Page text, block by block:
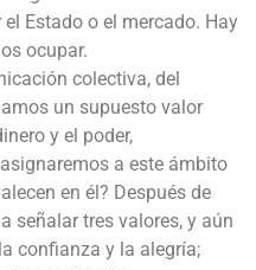
Estado o el mercado. Hay
ocupar.
colectiva, del
un supuesto valor
y el poder,
a este ámbito
en él? Después de
señalar tres valores, y aún
confianza y la alegría;